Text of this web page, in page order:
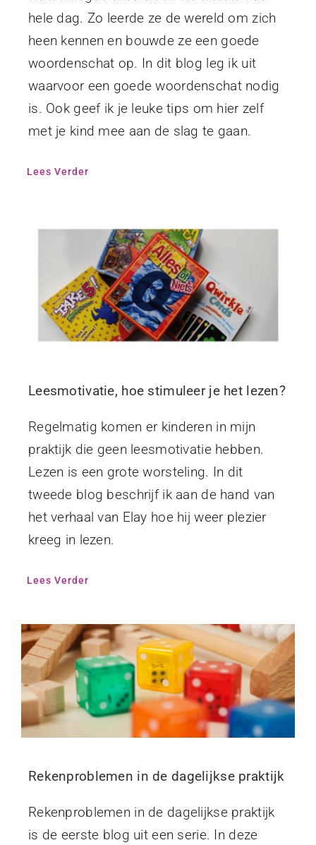
hele dag. Zo leerde ze de wereld om zich
heen kennen en bouwde ze een goede
woordenschat op. In dit blog leg ik uit
waarvoor een goede woordenschat nodig
is. Ook geef ik je leuke tips om hier zelf
met je kind mee aan de slag te gaan.
Lees Verder
Leesmotivatie, hoe stimuleer je het lezen?
Regelmatig komen er kinderen in mijn
praktijk die geen leesmotivatie hebben.
Lezen is een grote worsteling. In dit
tweede blog beschrijf ik aan de hand van
het verhaal van Elay hoe hij weer plezier
kreeg in lezen.
Lees Verder
Rekenproblemen in de dagelijkse praktijk
Rekenproblemen in de dagelijkse praktijk
is de eerste blog uit een serie. In deze